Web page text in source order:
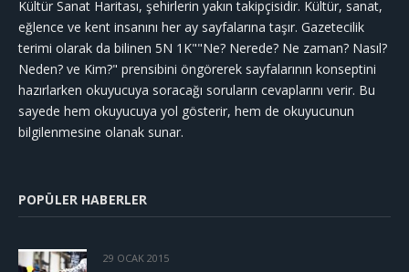
Kültür Sanat Haritası, şehirlerin yakın takipçisidir. Kültür, sanat,
eğlence ve kent insanını her ay sayfalarına taşır. Gazetecilik
terimi olarak da bilinen 5N 1K""Ne? Nerede? Ne zaman? Nasıl?
Neden? ve Kim?" prensibini öngörerek sayfalarının konseptini
hazırlarken okuyucuya soracağı soruların cevaplarını verir. Bu
sayede hem okuyucuya yol gösterir, hem de okuyucunun
bilgilenmesine olanak sunar.
POPÜLER HABERLER
29 OCAK 2015